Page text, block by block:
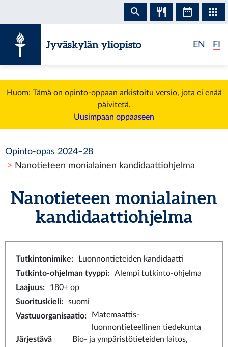
Jyväskylän yliopisto EN FI
Huom: Tämä on opinto-oppaan arkistoitu versio, jota ei enää
päivitetä.
Uusimpaan oppaaseen
Opinto-opas 2024–28
Nanotieteen monialainen kandidaattiohjelma
Nanotieteen monialainen
kandidaattiohjelma
Tutkintonimike:
Luonnontieteiden kandidaatti
Tutkinto-ohjelman tyyppi:
Alempi tutkinto-ohjelma
Laajuus:
180+ op
Suorituskieli:
suomi
Vastuuorganisaatio:
Matemaattis-
luonnontieteellinen tiedekunta
Järjestävä
Bio- ja ympäristötieteiden laitos,